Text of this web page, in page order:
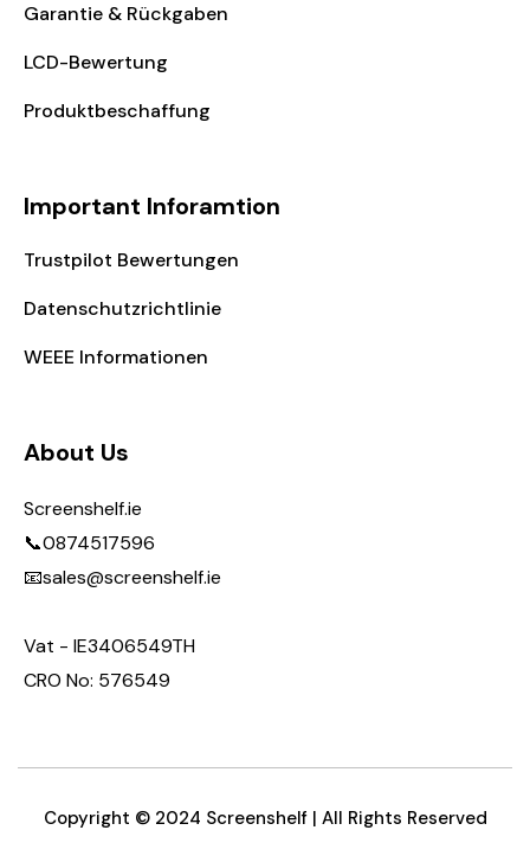
Garantie & Rückgaben
LCD-Bewertung
Produktbeschaffung
Important Inforamtion
Trustpilot Bewertungen
Datenschutzrichtlinie
WEEE Informationen
About Us
Screenshelf.ie
📞0874517596
📧sales@screenshelf.ie
Vat - IE3406549TH
CRO No: 576549
Copyright © 2024 Screenshelf | All Rights Reserved